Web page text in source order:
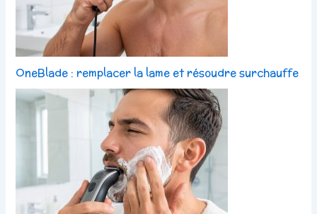
OneBlade : remplacer la lame et résoudre surchauffe